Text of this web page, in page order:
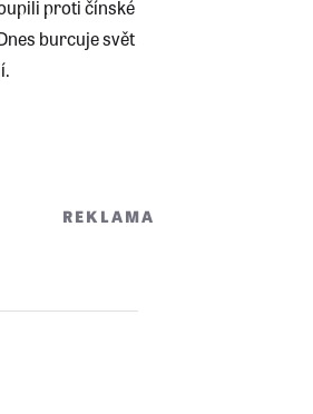
proti čínské
burcuje svět
REKLAMA